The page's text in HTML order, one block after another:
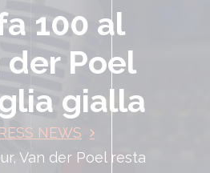
100 al
der Poel
gialla
NEWS
Van der Poel resta